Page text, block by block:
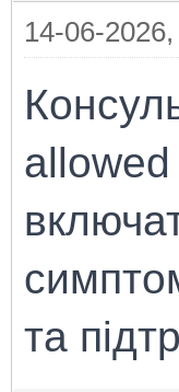
14-06-
та